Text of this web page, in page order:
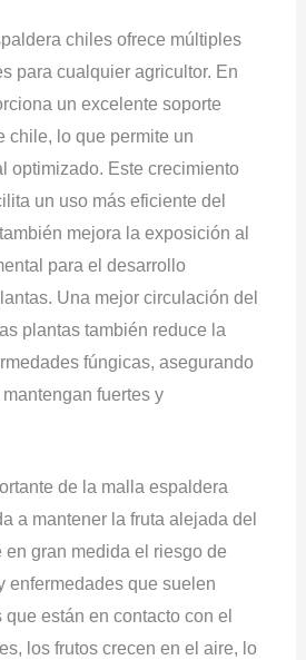
chiles ofrece múltiples
para cualquier agricultor. En
un excelente soporte
chile, lo que permite un
optimizado. Este crecimiento
un uso más eficiente del
mejora la exposición al
para el desarrollo
Una mejor circulación del
plantas también reduce la
fúngicas, asegurando
fuertes y
de la malla espaldera
a mantener la fruta alejada del
en gran medida el riesgo de
enfermedades que suelen
están en contacto con el
los frutos crecen en el aire, lo